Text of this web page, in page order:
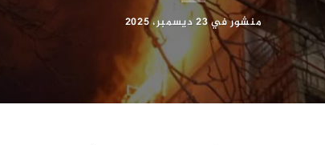
منشور في23 ديسمبر، 2025